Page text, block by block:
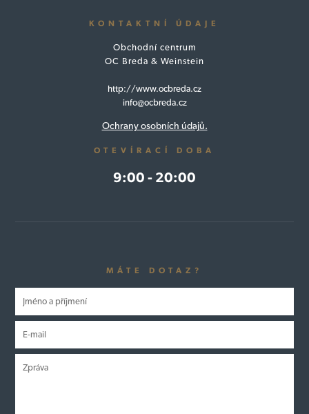
KONTAKTNÍ ÚDAJE
Obchodní centrum
OC Breda & Weinstein
http://www.ocbreda.cz
info@ocbreda.cz
Ochrany osobních údajů.
OTEVÍRACÍ DOBA
9:00 - 20:00
MÁTE DOTAZ?